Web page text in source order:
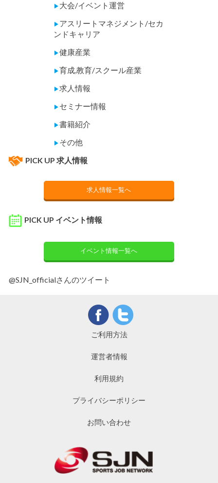
▶ 大会/イベント運営
▶ アスリートマネジメント/セカ
ンドキャリア
▶健康産業
▶育成,教育/スクール産業
▶求人情報
▶ セミナー情報
▶書籍紹介
▶ その他
PICK UP 求人情報
求人情報一覧へ
PICK UP イベント情報
イベント情報一覧へ
@SJN_officialさんのツイート
ご利用方法
運営者情報
利用規約
プライバシーポリシー
お問い合わせ